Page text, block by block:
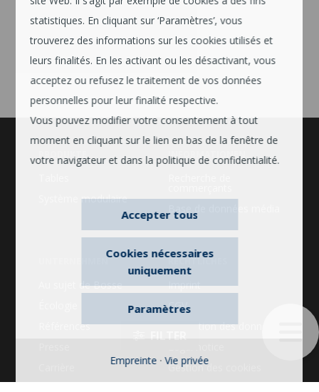
statistiques. En cliquant sur ‘Paramètres’, vous
trouverez des informations sur les cookies utilisés et
leurs finalités. En les activant ou les désactivant, vous
acceptez ou refusez le traitement de vos données
personnelles pour leur finalité respective.
Vous pouvez modifier votre consentement à tout
moment en cliquant sur le lien en bas de la fenêtre de
votre navigateur et dans la politique de confidentialité.
Paramètres
Accepter tous
Cookies nécessaires
uniquement
Empreinte ·Vie privée
PRODUKTE
Système modulaire
INFORMATIONEN
Base de données média
UNTERNEHMEN
Au sujet de Bosse
Références
RECHTLICHES
Imprint
CGV
Protection des données
Gestion des cookies